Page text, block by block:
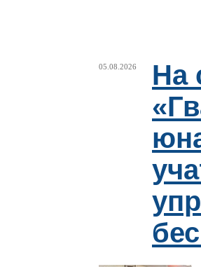
05.08.2026
На